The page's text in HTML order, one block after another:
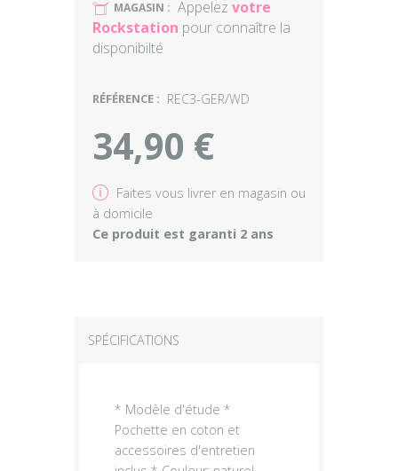
U MAGASIN : Appelez votre
Rockstation pour connaître la
disponibilté
RÉFÉRENCE : REC3-GER/WD
34,90 €
v Faites vous livrer en magasin ou
à domicile
Ce produit est garanti 2 ans
SPÉCIFICATIONS
* Modèle d'étude *
Pochette en coton et
accessoires d'entretien